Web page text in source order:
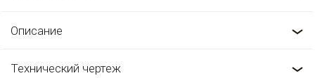
Описание
Технический чертеж